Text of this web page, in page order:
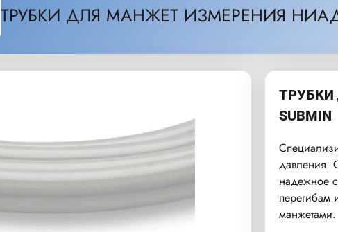
ТРУБКИ ДЛЯ МАНЖЕТ ИЗМЕРЕНИЯ
SUBMIN
давления.
надежное
перегибам
манжетами.